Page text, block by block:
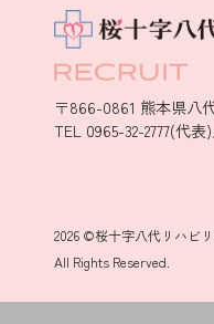
〒866-0861 熊本県八
TEL 0965-32-2777(代
2026 ©桜十字八代リハビ
All Rights Reserved.